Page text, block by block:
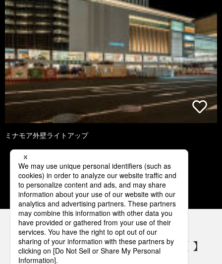
ミナモア外壁ライトアップ
1 2 3 4 5
パナソニックの電気設備 SNSアカウント